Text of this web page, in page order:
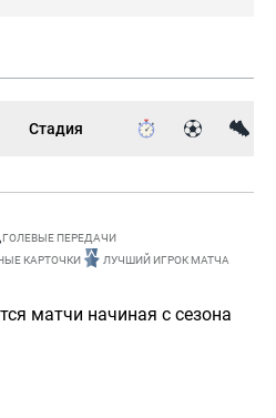
Стадия
ГОЛЕВЫЕ ПЕРЕДАЧИ
КАРТОЧКИ ЛУЧШИЙ ИГРОК МАТЧА
матчи начиная с сезона